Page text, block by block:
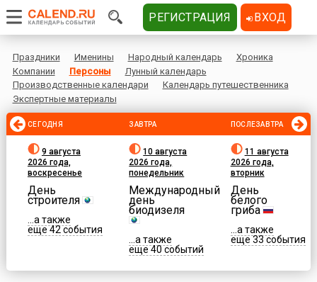
Праздники Именины Народный календарь
Хроника
Компании
Персоны
Лунный календарь
Производственные календари
Календарь путешественника
Экспертные материалы
СЕГОДНЯ
9 августа
2026 года,
воскресенье
День
строителя
...а также
еще 42 события
ЗАВТРА
10 августа
2026 года,
понедельник
Международный
день
биодизеля
...а также
еще 40 событий
ПОСЛЕЗАВТРА
11 августа
2026 года,
вторник
День
белого
гриба
...а также
еще 33 события
РЕГИСТРАЦИЯ ВХОД